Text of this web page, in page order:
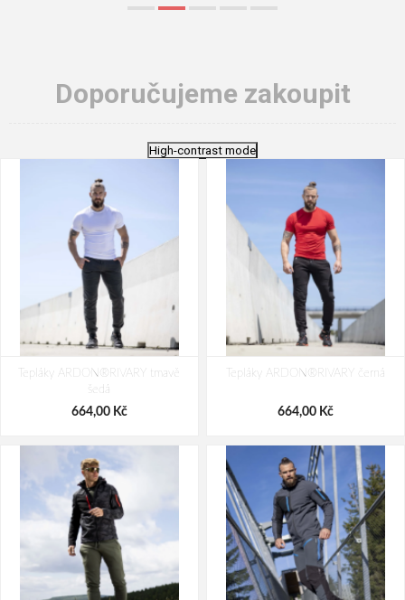
Doporučujeme zakoupit
High-contrast mode
Tepláky ARDON®RIVARY tmavě
šedá
664,00 Kč
Tepláky ARDON®RIVARY černá
664,00 Kč